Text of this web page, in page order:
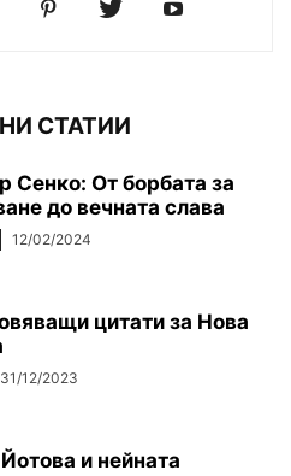
СТАТИИ
Сенко: От борбата за
до вечната слава
12/02/2024
цитати за Нова
31/12/2023
и нейната